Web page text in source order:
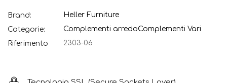
Brand:
Heller Furniture
Categorie:
Complementi arredoComplementi Vari
Riferimento
2303-06